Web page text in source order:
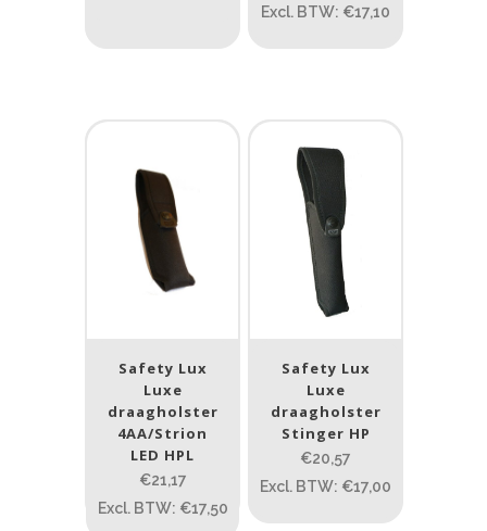
Excl. BTW: €17,10
Safety Lux
Luxe
draagholster
4AA/Strion
LED HPL
€21,17
Excl. BTW: €17,50
Safety Lux
Luxe
draagholster
Stinger HP
€20,57
Excl. BTW: €17,00